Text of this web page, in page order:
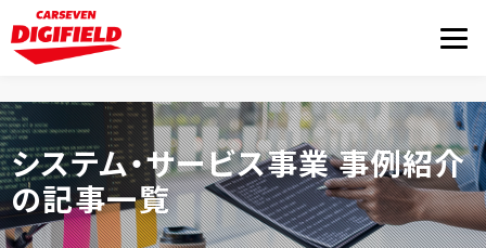
システム・サービス事業 事例紹介
の記事一覧